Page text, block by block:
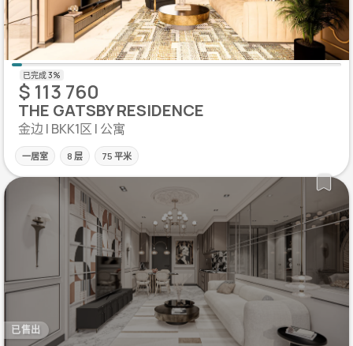
$ 113 760
THE GATSBY RESIDENCE
金边 | BKK1区 | 公寓
一居室 8 层 75 平米
已售出